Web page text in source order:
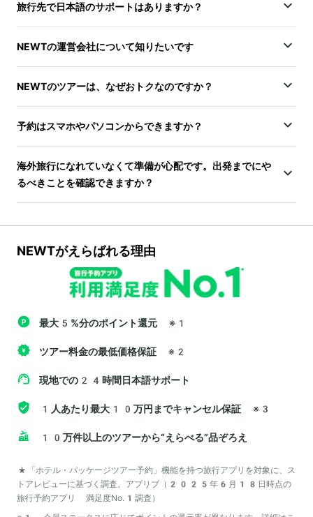
旅行先で日本語のサポートはありますか？
NEWTの運営会社について知りたいです
NEWTのツアーは、なぜおトクなのですか？
予約はスマホやパソコンからできますか？
海外旅行になれていなくて準備が心配です。出発までにや
るべきことを確認できますか？
NEWTがえらばれる理由
最大5%分のポイント還元 ※1
ツアー料金の最低価格保証 ※2
現地での24時間日本語サポート
1人あたり最大10万円までキャンセル保証 ※3
10万件以上のツアーから“えらべる”品ぞろえ
*「ホテル・パッケージツアー予約」機能を持つ旅行アプリを対象に、ス
トアレビューに基づく調査。アプリブ（2025年6月18日時点の
旅行予約アプリ 満足度No.1調査）